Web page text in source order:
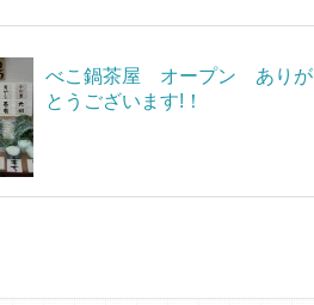
べこ鍋茶屋 オープン ありが
とうございます!！